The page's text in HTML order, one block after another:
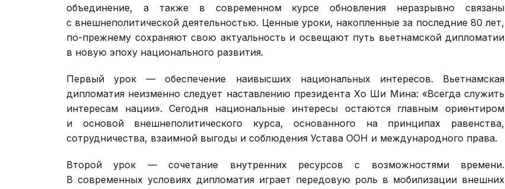
объединение, а также в современном курсе обновления неразрывно связаны
с внешнеполитической деятельностью. Ценные уроки, накопленные за последние 80 лет,
по-прежнему сохраняют свою актуальность и освещают путь вьетнамской дипломатии
в новую эпоху национального развития.
Первый урок — обеспечение наивысших национальных интересов. Вьетнамская
дипломатия неизменно следует наставлению президента Хо Ши Мина: «Всегда служить
интересам нации». Сегодня национальные интересы остаются главным ориентиром
и основой внешнеполитического курса, основанного на принципах равенства,
сотрудничества, взаимной выгоды и соблюдения Устава ООН и международного права.
Второй урок — сочетание внутренних ресурсов с возможностями времени.
В современных условиях дипломатия играет передовую роль в мобилизации внешних